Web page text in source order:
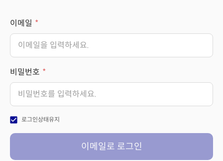
이메일
비밀번호
check_box 로그인상태유지
이메일로 로그인